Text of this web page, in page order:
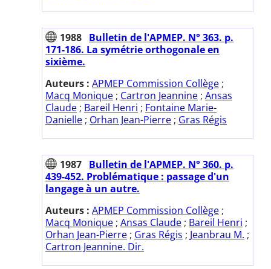
1988 Bulletin de l'APMEP. N° 363. p.
171-186. La symétrie orthogonale en
sixième.
Auteurs : APMEP Commission Collège ;
Macq Monique ; Cartron Jeannine ; Ansas
Claude ; Bareil Henri ; Fontaine Marie-
Danielle ; Orhan Jean-Pierre ; Gras Régis
1987 Bulletin de l'APMEP. N° 360. p.
439-452. Problématique : passage d'un
langage à un autre.
Auteurs : APMEP Commission Collège ;
Macq Monique ; Ansas Claude ; Bareil Henri ;
Orhan Jean-Pierre ; Gras Régis ; Jeanbrau M. ;
Cartron Jeannine. Dir.